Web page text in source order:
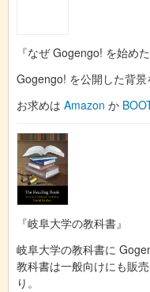
『なぜ Gogengo! を始めた
Gogengo! を公開した背景
お求めは Amazon か
『岐阜大学の教科書』
岐阜大学の教科書に
教科書は一般向けにも販
り。